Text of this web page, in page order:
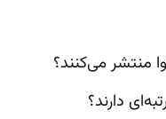
منتشر می‌کنند؟
دارند؟